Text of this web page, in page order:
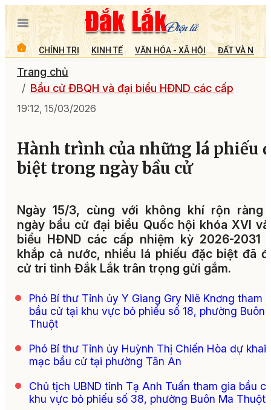
CHÍNH TRỊ KINH TẾ VĂN HÓA - XÃ HỘI ĐẤT VÀ
Trang chủ
Bầu cử ĐBQH và đại biểu HĐND các cấp
19:12, 15/03/2026
Hành trình của những lá phiếu
biệt trong ngày bầu cử
Ngày 15/3, cùng với không khí rộn ràng
ngày bầu cử đại biểu Quốc hội khóa XVI
biểu HĐND các cấp nhiệm kỳ 2026-2031
khắp cả nước, nhiều lá phiếu đặc biệt đã
cử tri tỉnh Đắk Lắk trân trọng gửi gắm.
Phó Bí thư Tỉnh ủy Y Giang Gry Niê Knơng tham
bầu cử tại khu vực bỏ phiếu số 18, phường Buôn
Thuột
Phó Bí thư Tỉnh ủy Huỳnh Thị Chiến Hòa dự khai
mạc bầu cử tại phường Tân An
Chủ tịch UBND tỉnh Tạ Anh Tuấn tham gia bầu
khu vực bỏ phiếu số 38, phường Buôn Ma Thuột